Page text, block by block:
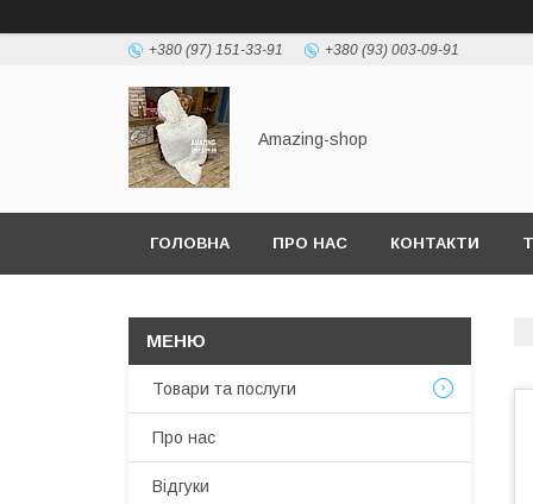
+380 (97) 151-33-91 +380 (93) 003-09-91
Amazing-shop
ГОЛОВНА ПРО НАС КОНТАКТИ
Товари та послуги
Про нас
Відгуки